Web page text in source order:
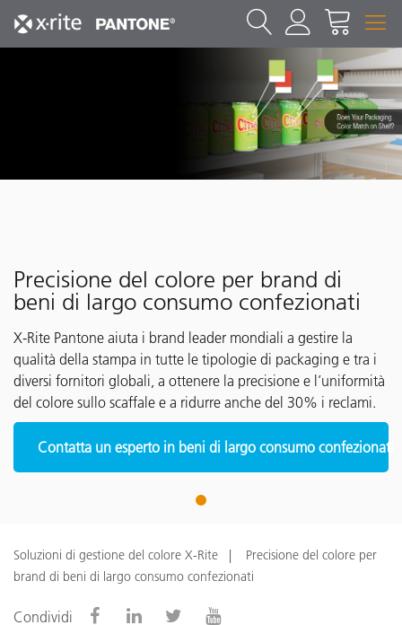
Precisione del colore per brand di
beni di largo consumo confezionati
X-Rite Pantone aiuta i brand leader mondiali a gestire la
qualità della stampa in tutte le tipologie di packaging e tra i
diversi fornitori globali, a ottenere la precisione e l’uniformità
del colore sullo scaffale e a ridurre anche del 30% i reclami.
Contatta un esperto in beni di largo consumo confezionati
1
Soluzioni di gestione del colore X-Rite
Precisione del colore per
brand di beni di largo consumo confezionati
Condividi